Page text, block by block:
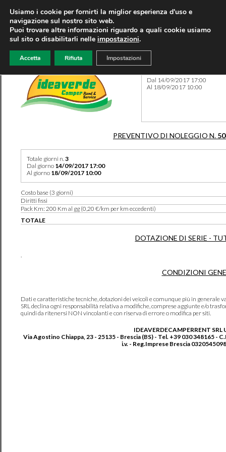
Dal 14/09/2017 17:00
Al 18/09/2017 10:00
PREVENTIVO DI NOLEGGIO N.
Totale giorni n.3
Dal giorno 14/09/2017 17:00
Al giorno 18/09/2017 10:00
Costo base (3 giorni)
Diritti fissi
Pack Km: 200 Km al gg (0,20 €/km per km eccedenti)
TOTALE
DOTAZIONE DI SERIE -
.
CONDIZIONI
Dati e caratteristiche tecniche, dotazioni dei veicoli e comunque più in generale
SRL declina ogni responsabilità relativa a modifiche, comprese aggiunte e/o
quindi da ritenersi NON vincolanti e con riserva di errore o modifica per siti.
IDEAVERDECAMPERRENT SRL
Via Agostino Chiappa, 23 - 25135 - Brescia (BS) - Tel. +39 030 348165 -
i.v. - Reg.Imprese Brescia
Usiamo i cookie per fornirti la miglior esperienza d'uso e
navigazione sul nostro sito web.
Puoi trovare altre informazioni riguardo a quali cookie usiamo
sul sito o disabilitarli nelle impostazioni.
Accetta Rifiuta Impostazioni